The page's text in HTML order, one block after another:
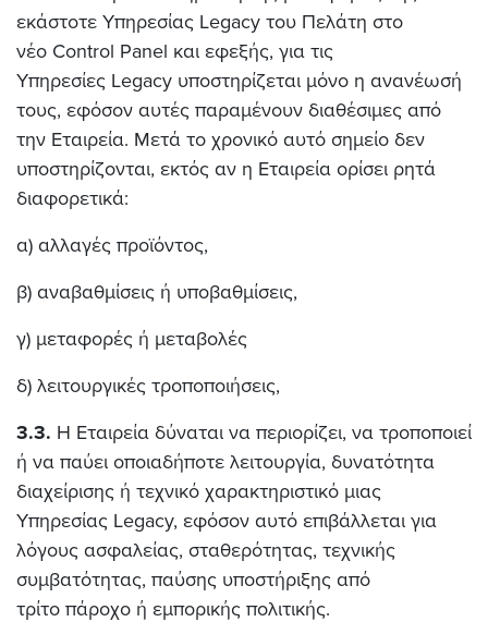
εκάστοτε Υπηρεσίας Legacy του Πελάτη στο
νέο Control Panel και εφεξής, για τις
Υπηρεσίες Legacy υποστηρίζεται μόνο η ανανέωσή
τους, εφόσον αυτές παραμένουν διαθέσιμες από
την Εταιρεία. Μετά το χρονικό αυτό σημείο δεν
υποστηρίζονται, εκτός αν η Εταιρεία ορίσει ρητά
διαφορετικά:
α) αλλαγές προϊόντος,
β) αναβαθμίσεις ή υποβαθμίσεις,
γ) μεταφορές ή μεταβολές
δ) λειτουργικές τροποποιήσεις,
3.3. Η Εταιρεία δύναται να περιορίζει, να τροποποιεί
ή να παύει οποιαδήποτε λειτουργία, δυνατότητα
διαχείρισης ή τεχνικό χαρακτηριστικό μιας
Υπηρεσίας Legacy, εφόσον αυτό επιβάλλεται για
λόγους ασφαλείας, σταθερότητας, τεχνικής
συμβατότητας, παύσης υποστήριξης από
τρίτο πάροχο ή εμπορικής πολιτικής.